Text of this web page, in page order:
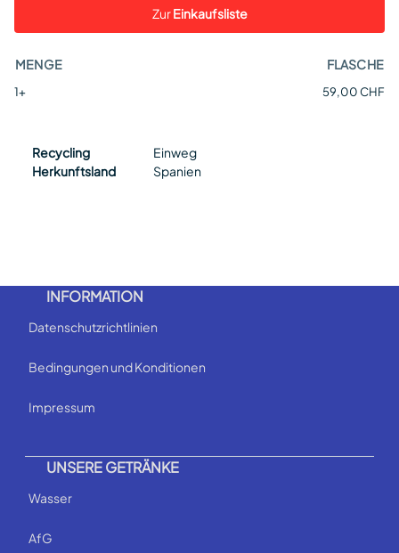
ZurEinkaufsliste
MENGE FLASCHE
1+ 59,00 CHF
Recycling
Einweg
Herkunftsland
Spanien
INFORMATION
Datenschutzrichtlinien
Bedingungen und Konditionen
Impressum
UNSERE GETRÄNKE
Wasser
AfG